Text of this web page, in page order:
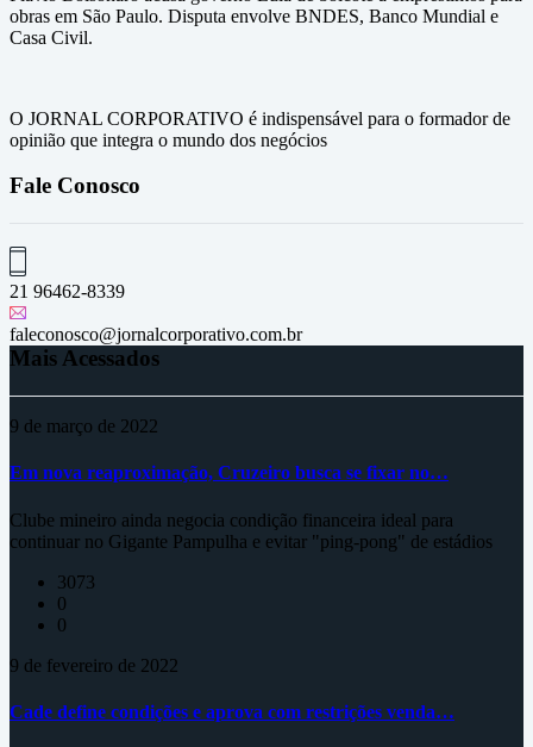
obras em São Paulo. Disputa envolve BNDES, Banco Mundial e
Casa Civil.
O JORNAL CORPORATIVO é indispensável para o formador de
opinião que integra o mundo dos negócios
Fale Conosco
21 96462-8339
faleconosco@jornalcorporativo.com.br
Mais Acessados
9 de março de 2022
Em nova reaproximação, Cruzeiro busca se fixar no…
Clube mineiro ainda negocia condição financeira ideal para
continuar no Gigante Pampulha e evitar "ping-pong" de estádios
3073
0
0
9 de fevereiro de 2022
Cade define condições e aprova com restrições venda…